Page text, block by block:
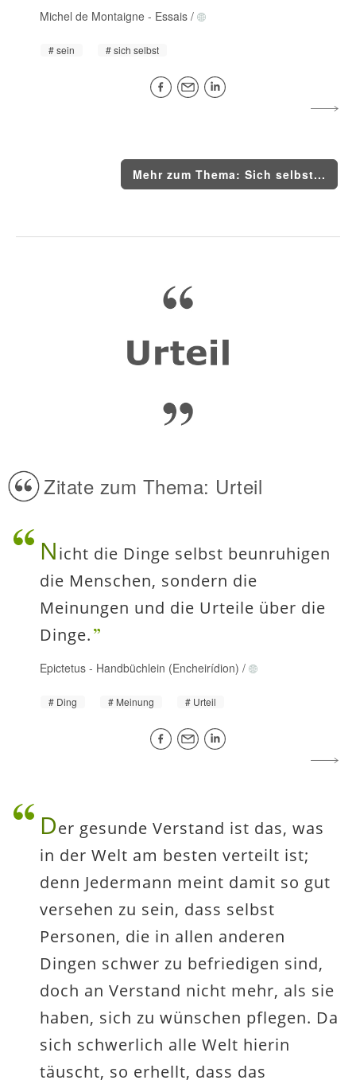
Michel de Montaigne - Essais /
sein sich selbst
Mehr zum Thema: Sich selbst...
Zitate zum Thema: Urteil
Nicht die Dinge selbst beunruhigen
die Menschen, sondern die
Meinungen und die Urteile über die
Dinge.
Epictetus - Handbüchlein (Encheirídion) /
Ding Meinung Urteil
Der gesunde Verstand ist das, was
in der Welt am besten verteilt ist;
denn Jedermann meint damit so gut
versehen zu sein, dass selbst
Personen, die in allen anderen
Dingen schwer zu befriedigen sind,
doch an Verstand nicht mehr, als sie
haben, sich zu wünschen pflegen. Da
sich schwerlich alle Welt hierin
täuscht, so erhellt, dass das